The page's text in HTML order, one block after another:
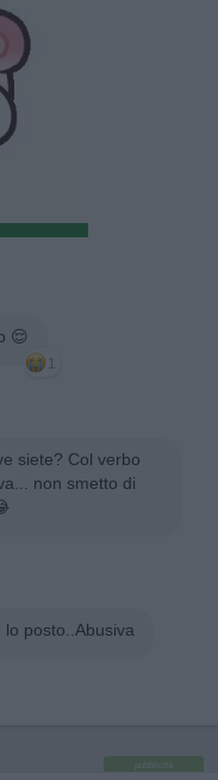
😌
1
siete? Col verbo
non smetto di
posto..Abusiva
pubblicità